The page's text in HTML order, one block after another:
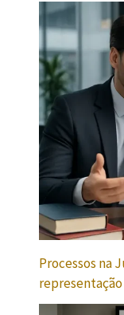
Processos na
representação